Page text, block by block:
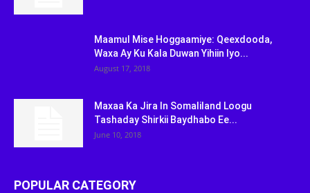
Maamul Mise Hoggaamiye: Qeexdooda,
Waxa Ay Ku Kala Duwan Yihiin Iyo...
August 17, 2018
Maxaa Ka Jira In Somaliland Loogu
Tashaday Shirkii Baydhabo Ee...
June 10, 2018
POPULAR CATEGORY